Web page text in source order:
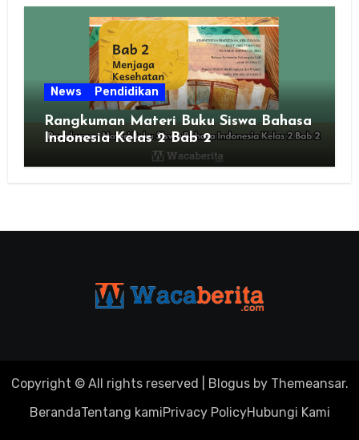
News Pendidikan
Rangkuman Materi Buku Siswa Bahasa
Indonesia Kelas 2 Bab 2
Copyright © All rights reserved Blogusby Themeansar.
BerandaTentang kamiPrivacy PolicyHubungi Kami